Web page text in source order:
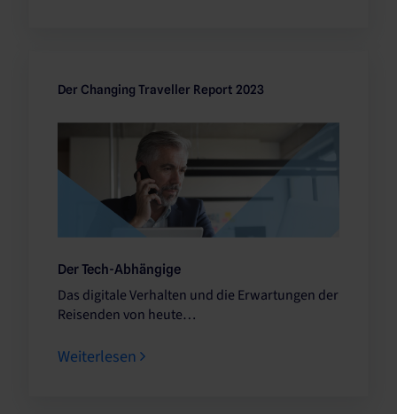
Der Changing Traveller Report 2023
Der Tech-Abhängige
Das digitale Verhalten und die Erwartungen der
Reisenden von heute…
Weiterlesen